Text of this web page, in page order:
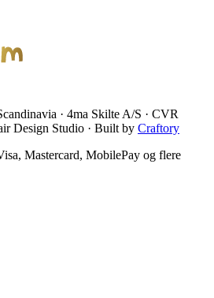
· 4ma Skilte A/S · CVR
Design Studio · Built by Craftory